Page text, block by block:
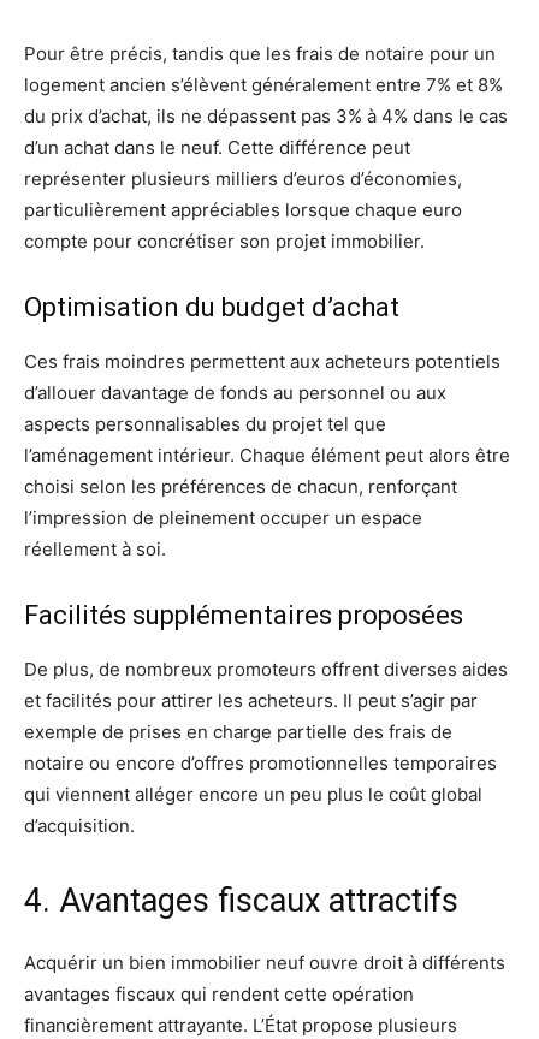
Pour être précis, tandis que les frais de notaire pour un
logement ancien s’élèvent généralement entre 7% et 8%
du prix d’achat, ils ne dépassent pas 3% à 4% dans le cas
d’un achat dans le neuf. Cette différence peut
représenter plusieurs milliers d’euros d’économies,
particulièrement appréciables lorsque chaque euro
compte pour concrétiser son projet immobilier.
Optimisation du budget d’achat
Ces frais moindres permettent aux acheteurs potentiels
d’allouer davantage de fonds au personnel ou aux
aspects personnalisables du projet tel que
l’aménagement intérieur. Chaque élément peut alors être
choisi selon les préférences de chacun, renforçant
l’impression de pleinement occuper un espace
réellement à soi.
Facilités supplémentaires proposées
De plus, de nombreux promoteurs offrent diverses aides
et facilités pour attirer les acheteurs. Il peut s’agir par
exemple de prises en charge partielle des frais de
notaire ou encore d’offres promotionnelles temporaires
qui viennent alléger encore un peu plus le coût global
d’acquisition.
4. Avantages fiscaux attractifs
Acquérir un bien immobilier neuf ouvre droit à différents
avantages fiscaux qui rendent cette opération
financièrement attrayante. L’État propose plusieurs